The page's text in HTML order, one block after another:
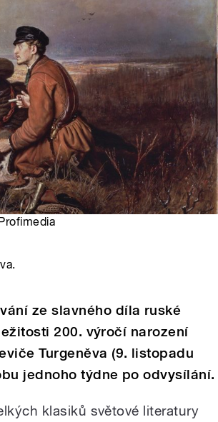
ze slavného díla ruské
200. výročí narození
Turgeněva (9. listopadu
jednoho týdne po odvysílání.
klasiků světové literatury